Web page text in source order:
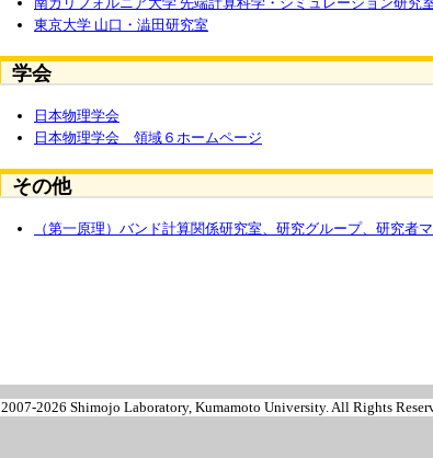
東京大学 山口・澁田研究室
学会
日本物理学会
日本物理学会 領域６ホームページ
その他
（第一原理）バンド計算関係研究室、研究グループ、研究者
2007-2026 Shimojo Laboratory, Kumamoto University. All Rights